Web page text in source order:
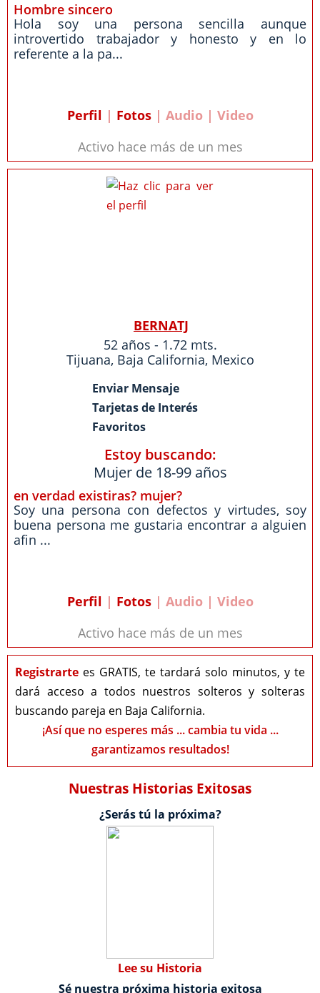
Hombre sincero
Hola soy una persona sencilla aunque
introvertido trabajador y honesto y en lo
referente a la pa...
Perfil | Fotos| Audio | Video
Activo hace más de un mes
BERNATJ
52 años - 1.72 mts.
Tijuana, Baja California, Mexico
Enviar Mensaje
Tarjetas de Interés
Favoritos
Estoy buscando:
Mujer de 18-99 años
en verdad existiras? mujer?
Soy una persona con defectos y virtudes, soy
buena persona me gustaria encontrar a alguien
afin ...
Perfil | Fotos| Audio | Video
Activo hace más de un mes
Registrarte es GRATIS, te tardará solo minutos, y te
dará acceso a todos nuestros solteros y solteras
buscando pareja en Baja California.
¡Así que no esperes más ... cambia tu vida ...
garantizamos resultados!
Nuestras Historias Exitosas
¿Serás tú la próxima?
Lee su Historia
Sé nuestra próxima historia exitosa